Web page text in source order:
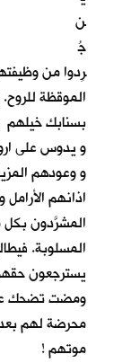
ن
جُ
رِدوا من
الموقظة
بسنابك خيلهم
و يدوس على
و وعودهم
اذانهم
المشرَّدون
المسلوبة.
يسترجعون
ومضت تضحك
محرضة لهم
موتهم !